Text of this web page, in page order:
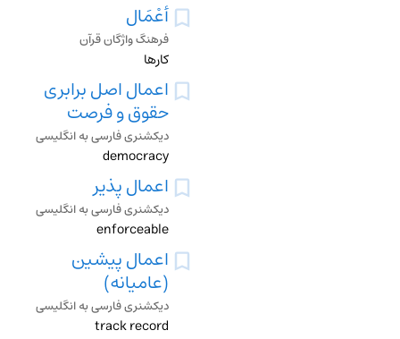
أَعْمَال
فرهنگ واژگان قرآن
کارها
اعمال اصل برابری
حقوق و فرصت
دیکشنری فارسی به انگلیسی
democracy
اعمال پذیر
دیکشنری فارسی به انگلیسی
enforceable
اعمال پیشین
(عامیانه)
دیکشنری فارسی به انگلیسی
track record